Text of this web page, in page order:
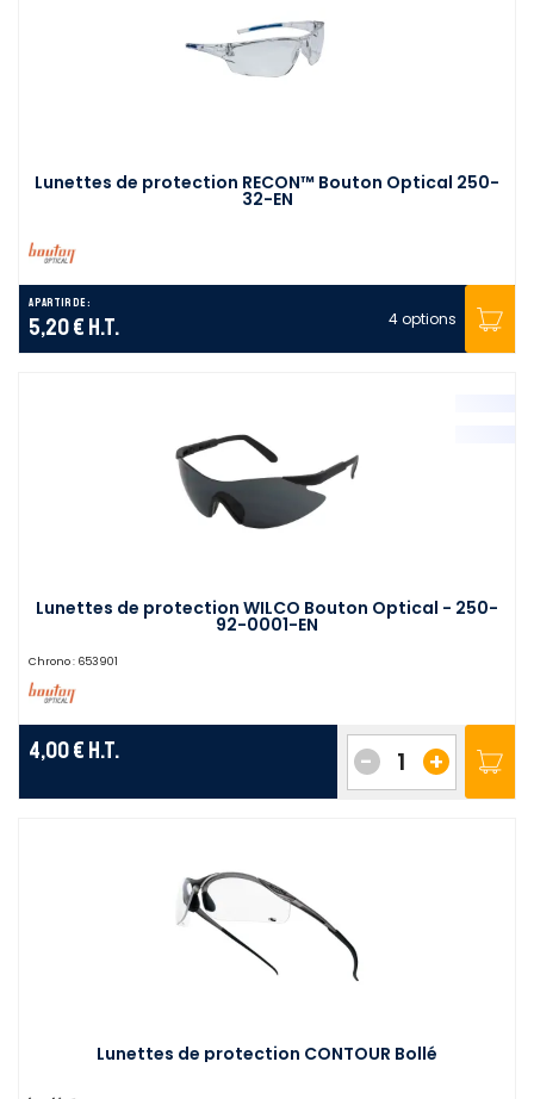
Lunettes de protection RECON™ Bouton Optical 250-
32-EN
A partir de :
5,20 € H.T. 4 options
Lunettes de protection WILCO Bouton Optical - 250-
92-0001-EN
Chrono : 653901
4,00 € H.T. +
-
Lunettes de protection CONTOUR Bollé